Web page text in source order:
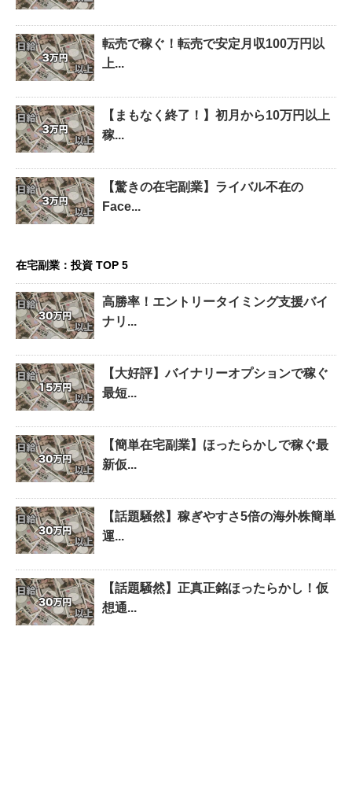
転売で稼ぐ！転売で安定月収100万円以
上...
【まもなく終了！】初月から10万円以上
稼...
【驚きの在宅副業】ライバル不在の
Face...
在宅副業：投資 TOP 5
高勝率！エントリータイミング支援バイ
ナリ...
【大好評】バイナリーオプションで稼ぐ
最短...
【簡単在宅副業】ほったらかしで稼ぐ最
新仮...
【話題騒然】稼ぎやすさ5倍の海外株簡単
運...
【話題騒然】正真正銘ほったらかし！仮
想通...